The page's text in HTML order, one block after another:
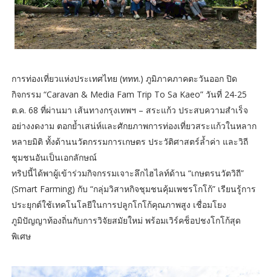
การท่องเที่ยวแห่งประเทศไทย (ททท.) ภูมิภาคภาคตะวันออก ปิด
กิจกรรม “Caravan & Media Fam Trip To Sa Kaeo” วันที่ 24-25
ต.ค. 68 ที่ผ่านมา เส้นทางกรุงเทพฯ – สระแก้ว ประสบความสำเร็จ
อย่างงดงาม ตอกย้ำเสน่ห์และศักยภาพการท่องเที่ยวสระแก้วในหลาก
หลายมิติ ทั้งด้านนวัตกรรมการเกษตร ประวัติศาสตร์ล้ำค่า และวิถี
ชุมชนอันเป็นเอกลักษณ์
ทริปนี้ได้พาผู้เข้าร่วมกิจกรรมเจาะลึกไฮไลท์ด้าน “เกษตรนวัตวิถี”
(Smart Farming) กับ “กลุ่มวิสาหกิจชุมชนคุ้มเพชรโกโก้” เรียนรู้การ
ประยุกต์ใช้เทคโนโลยีในการปลูกโกโก้คุณภาพสูง เชื่อมโยง
ภูมิปัญญาท้องถิ่นกับการวิจัยสมัยใหม่ พร้อมเวิร์คช็อปชงโกโก้สุด
พิเศษ